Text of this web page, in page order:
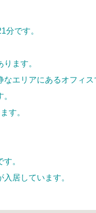
分です。
ます。
エリアにあるオフィス
す。
。
居しています。